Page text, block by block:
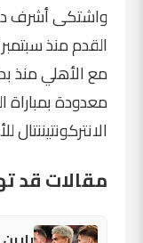
واشتكى أشرف
القدم منذ
مع الأهلي منذ
معدودة بمباراة
الانتركونتيننتال
مقالات قد